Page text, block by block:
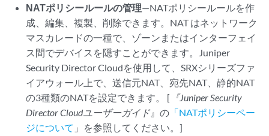
NATポリシールールの管理—NATポリシールールを作
成、編集、複製、削除できます。NAT はネットワーク
マスカレードの一種で、ゾーンまたはインターフェイ
ス間でデバイスを隠すことができます。 Juniper
Security Director Cloudを使用して、SRXシリーズファ
イアウォール上で、送信元NAT、宛先NAT、静的NAT
の3種類のNATを設定できます。 [ 『Juniper Security
Director Cloudユーザーガイド』の 「NATポリシーペー
ジについて 」を参照してください。]